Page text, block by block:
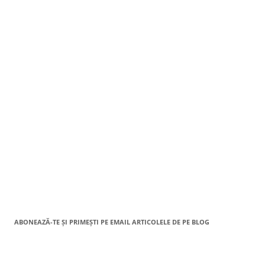
ABONEAZĂ-TE ȘI PRIMEȘTI PE EMAIL ARTICOLELE DE PE BLOG